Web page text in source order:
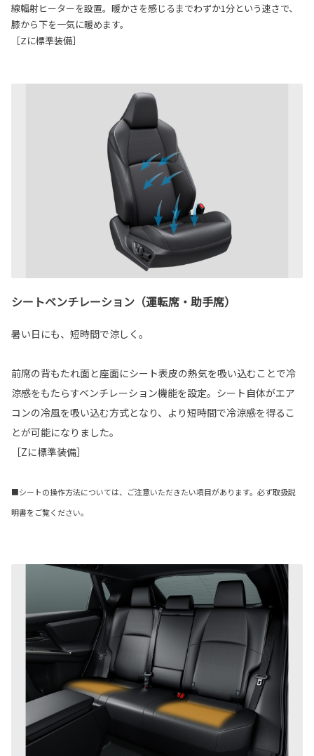
線輻射ヒーターを設置。暖かさを感じるまでわずか1分という速さで、
膝から下を一気に暖めます。
［Zに標準装備］
シートベンチレーション（運転席・助手席）
暑い日にも、短時間で涼しく。
前席の背もたれ面と座面にシート表皮の熱気を吸い込むことで冷
涼感をもたらすベンチレーション機能を設定。シート自体がエア
コンの冷風を吸い込む方式となり、より短時間で冷涼感を得るこ
とが可能になりました。
［Zに標準装備］
■シートの操作方法については、ご注意いただきたい項目があります。必ず取扱説
明書をご覧ください。